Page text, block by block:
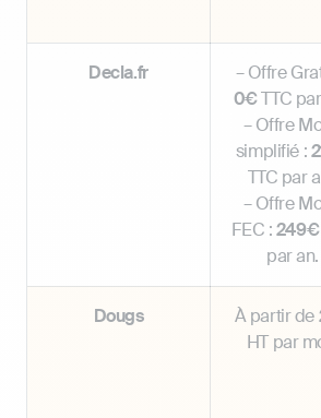
Decla.fr
– Offre
0€TTC
– Offre
simplifié :
TTC par
– Offre
FEC :249€
par an.
Dougs À partir de
HT par